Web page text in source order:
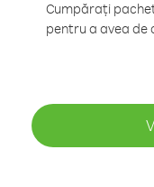
Cumpărați
pentru a avea de